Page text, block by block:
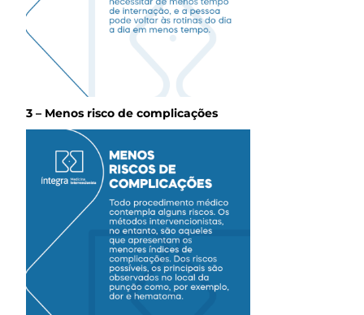
3 – Menos risco de complicações